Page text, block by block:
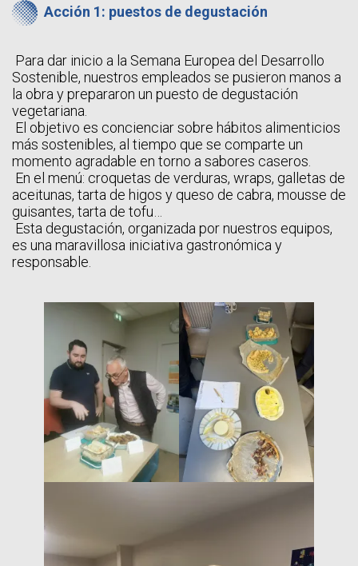
Acción 1: puestos de degustación
Para dar inicio a la Semana Europea del Desarrollo
Sostenible, nuestros empleados se pusieron manos a
la obra y prepararon un puesto de degustación
vegetariana.
El objetivo es concienciar sobre hábitos alimenticios
más sostenibles, al tiempo que se comparte un
momento agradable en torno a sabores caseros.
En el menú: croquetas de verduras, wraps, galletas de
aceitunas, tarta de higos y queso de cabra, mousse de
guisantes, tarta de tofu…
Esta degustación, organizada por nuestros equipos,
es una maravillosa iniciativa gastronómica y
responsable.